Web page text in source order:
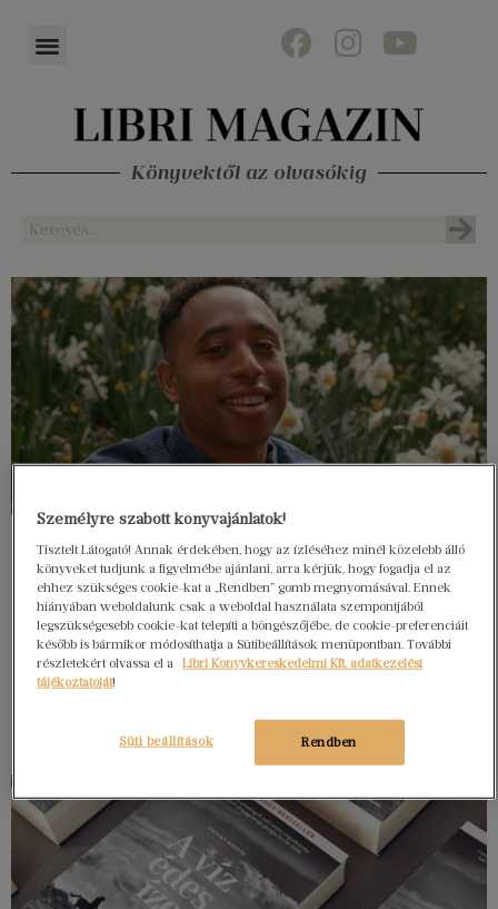
Könyvektől az olvasókig
Személyre szabott könyvajánlatok!
Tisztelt Látogató! Annak érdekében, hogy az ízléséhez minél közelebb álló
könyveket tudjunk a figyelmébe ajánlani, arra kérjük, hogy fogadja el az
ehhez szükséges cookie-kat a „Rendben” gomb megnyomásával. Ennek
hiányában weboldalunk csak a weboldal használata szempontjából
legszükségesebb cookie-kat telepíti a böngészőjébe, de cookie-preferenciáit
később is bármikor módosíthatja a Sütibeállítások menüpontban. További
részletekért olvassa el a
Libri Könyvkereskedelmi Kft. adatkezelési
tájékoztatóját!
Rendben
Süti beállítások